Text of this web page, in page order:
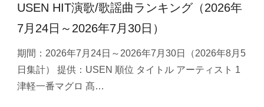
USEN HIT演歌/歌謡曲ランキング（2026年
7月24日～2026年7月30日）
期間：2026年7月24日～2026年7月30日（2026年8月5
日集計） 提供：USEN 順位 タイトル アーティスト 1
津軽一番マグロ 髙…